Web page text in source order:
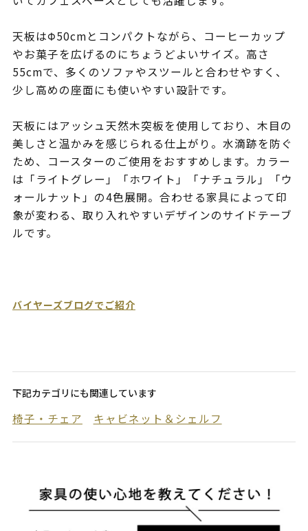
天板はΦ50cmとコンパクトながら、コーヒーカップ
やお菓子を広げるのにちょうどよいサイズ。高さ
55cmで、多くのソファやスツールと合わせやすく、
少し高めの座面にも使いやすい設計です。
天板にはアッシュ天然木突板を使用しており、木目の
美しさと温かみを感じられる仕上がり。水滴跡を防ぐ
ため、コースターのご使用をおすすめします。カラー
は「ライトグレー」「ホワイト」「ナチュラル」「ウ
ォールナット」の4色展開。合わせる家具によって印
象が変わる、取り入れやすいデザインのサイドテーブ
ルです。
バイヤーズブログでご紹介
下記カテゴリにも関連しています
椅子・チェア キャビネット＆シェルフ